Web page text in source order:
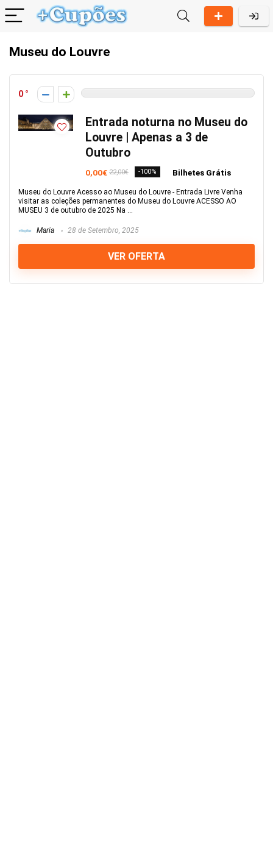
Museu do Louvre
0
Entrada noturna no Museu do
Louvre | Apenas a 3 de
Outubro
0,00€ 22,00€ -100% Bilhetes Grátis
Museu do Louvre Acesso ao Museu do Louvre - Entrada Livre Venha
visitar as coleções permanentes do Museu do Louvre ACESSO AO
MUSEU 3 de outubro de 2025 Na ...
Maria 28 de Setembro, 2025
VER OFERTA